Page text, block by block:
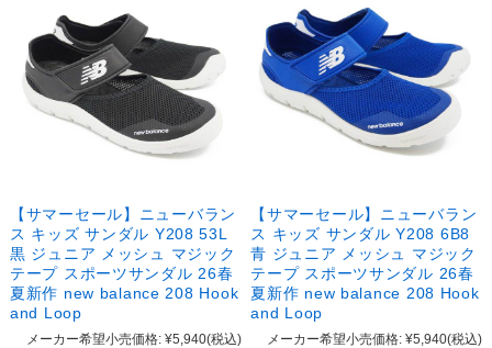
【サマーセール】ニューバラン
ス キッズ サンダル Y208 53L
黒 ジュニア メッシュ マジック
テープ スポーツサンダル 26春
夏新作 new balance 208 Hook
and Loop
メーカー希望小売価格: ¥5,940(税込)
【サマーセール】ニューバラン
ス キッズ サンダル Y208 6B8
青 ジュニア メッシュ マジック
テープ スポーツサンダル 26春
夏新作 new balance 208 Hook
and Loop
メーカー希望小売価格: ¥5,940(税込)